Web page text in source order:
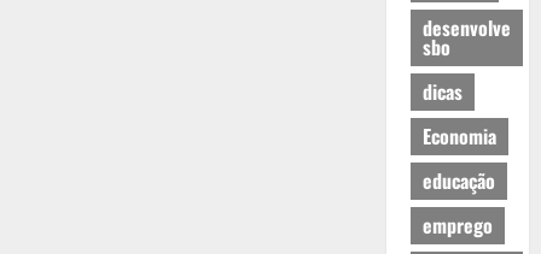
desenvolve
sbo
dicas
Economia
educação
emprego